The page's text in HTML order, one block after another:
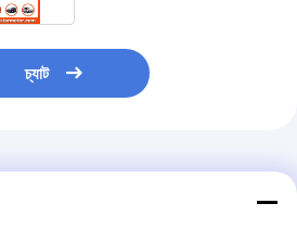
চ্যাট